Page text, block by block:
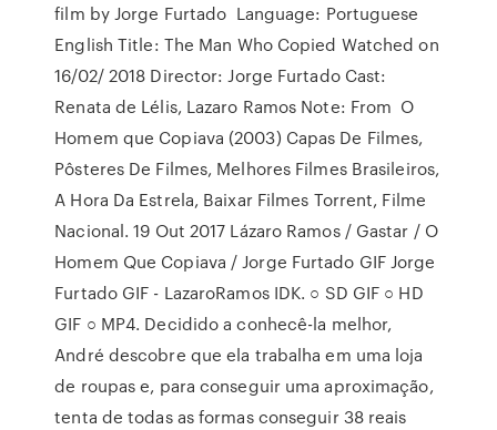
film by Jorge Furtado Language: Portuguese
English Title: The Man Who Copied Watched on
16/02/ 2018 Director: Jorge Furtado Cast:
Renata de Lélis, Lazaro Ramos Note: From O
Homem que Copiava (2003) Capas De Filmes,
Pôsteres De Filmes, Melhores Filmes Brasileiros,
A Hora Da Estrela, Baixar Filmes Torrent, Filme
Nacional. 19 Out 2017 Lázaro Ramos / Gastar / O
Homem Que Copiava / Jorge Furtado GIF Jorge
Furtado GIF - LazaroRamos IDK. ○ SD GIF ○ HD
GIF ○ MP4. Decidido a conhecê-la melhor,
André descobre que ela trabalha em uma loja
de roupas e, para conseguir uma aproximação,
tenta de todas as formas conseguir 38 reais